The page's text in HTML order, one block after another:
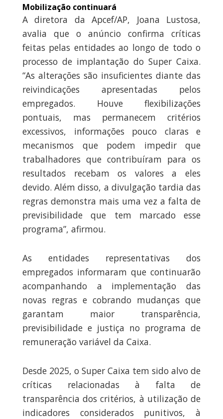
Mobilização continuará
A diretora da Apcef/AP, Joana Lustosa,
avalia que o anúncio confirma críticas
feitas pelas entidades ao longo de todo o
processo de implantação do Super Caixa.
“As alterações são insuficientes diante das
reivindicações apresentadas pelos
empregados. Houve flexibilizações
pontuais, mas permanecem critérios
excessivos, informações pouco claras e
mecanismos que podem impedir que
trabalhadores que contribuíram para os
resultados recebam os valores a eles
devido. Além disso, a divulgação tardia das
regras demonstra mais uma vez a falta de
previsibilidade que tem marcado esse
programa”, afirmou.
As entidades representativas dos
empregados informaram que continuarão
acompanhando a implementação das
novas regras e cobrando mudanças que
garantam maior transparência,
previsibilidade e justiça no programa de
remuneração variável da Caixa.
Desde 2025, o Super Caixa tem sido alvo de
críticas relacionadas à falta de
transparência dos critérios, à utilização de
indicadores considerados punitivos, à